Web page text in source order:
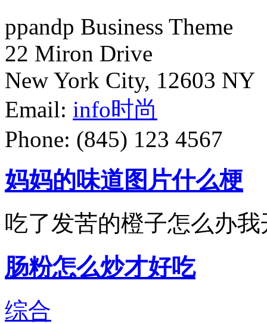
ppandp Business Theme
22 Miron Drive
New York City, 12603 NY
Email: info时尚
Phone: (845) 123 4567
妈妈的味道图片什么梗
吃了发苦的橙子怎么办
肠粉怎么炒才好吃
综合